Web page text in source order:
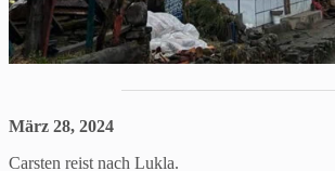
März 28, 2024
Carsten reist nach Lukla.